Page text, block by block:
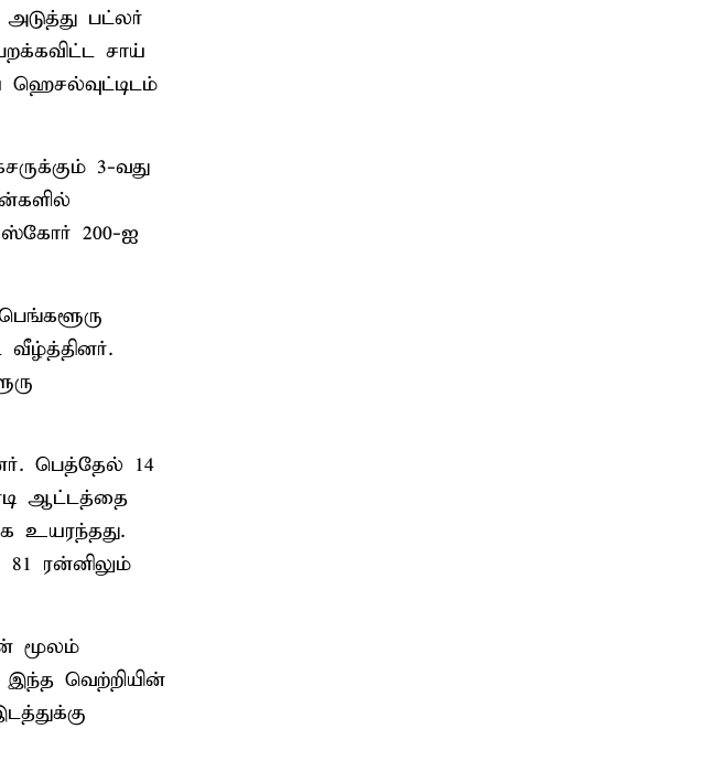
பட்லர்
சாய்
ஹெசல்வுட்டிடம்
3-வது
ஸ்கோர் 200-ஐ
வீழ்த்தினர்.
பெத்தேல் 14
ஆட்டத்தை
உயரந்தது.
ரன்னிலும்
மூலம்
இந்த வெற்றியின்